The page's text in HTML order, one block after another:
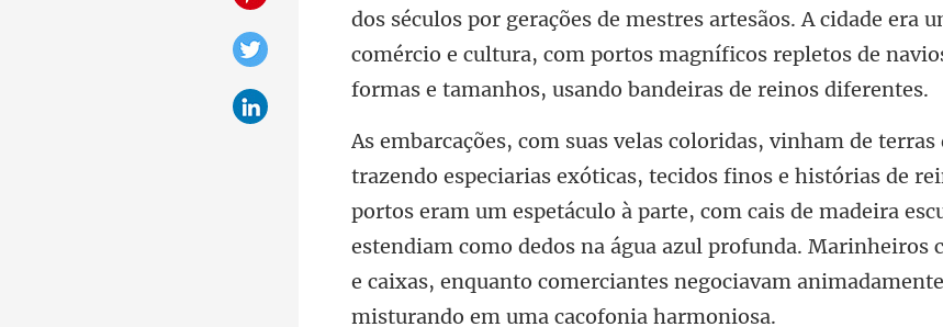
dos séculos por g
portos eram um espetáculo à parte, com cais de madeira
estendiam como dedos na água azul profunda. Marin